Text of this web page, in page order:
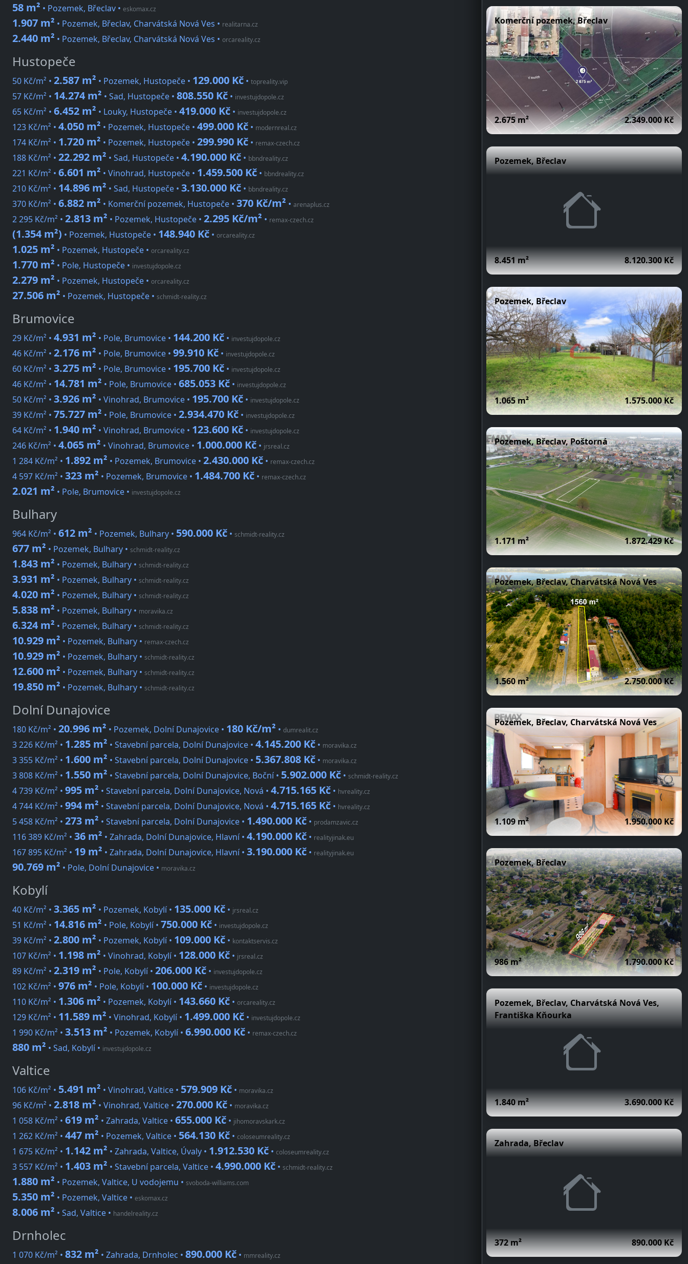
58 m² • Pozemek, Břeclav • eskomax.cz
1.907 m² • Pozemek, Břeclav, Charvátská Nová Ves • realitarna.cz
2.440 m² • Pozemek, Břeclav, Charvátská Nová Ves • orcareality.cz
Hustopeče
50 Kč/m² • 2.587 m² • Pozemek, Hustopeče • 129.000 Kč • topreality.vip
57 Kč/m² • 14.274 m² • Sad, Hustopeče • 808.550 Kč • investujdopole.cz
65 Kč/m² • 6.452 m² • Louky, Hustopeče • 419.000 Kč • investujdopole.cz
123 Kč/m² • 4.050 m² • Pozemek, Hustopeče • 499.000 Kč • modernreal.cz
174 Kč/m² • 1.720 m² • Pozemek, Hustopeče • 299.990 Kč • remax-czech.cz
188 Kč/m² • 22.292 m² • Sad, Hustopeče • 4.190.000 Kč • bbndreality.cz
221 Kč/m² • 6.601 m² • Vinohrad, Hustopeče • 1.459.500 Kč • bbndreality.cz
210 Kč/m² • 14.896 m² • Sad, Hustopeče • 3.130.000 Kč • bbndreality.cz
370 Kč/m² • 6.882 m² • Komerční pozemek, Hustopeče • 370 Kč/m² • arenaplus.cz
2 295 Kč/m² • 2.813 m² • Pozemek, Hustopeče • 2.295 Kč/m² • remax-czech.cz
(1.354 m²) • Pozemek, Hustopeče • 148.940 Kč • orcareality.cz
1.025 m² • Pozemek, Hustopeče • orcareality.cz
1.770 m² • Pole, Hustopeče • investujdopole.cz
2.279 m² • Pozemek, Hustopeče • orcareality.cz
27.506 m² • Pozemek, Hustopeče • schmidt-reality.cz
Brumovice
29 Kč/m² • 4.931 m² • Pole, Brumovice • 144.200 Kč • investujdopole.cz
46 Kč/m² • 2.176 m² • Pole, Brumovice • 99.910 Kč • investujdopole.cz
60 Kč/m² • 3.275 m² • Pole, Brumovice • 195.700 Kč • investujdopole.cz
46 Kč/m² • 14.781 m² • Pole, Brumovice • 685.053 Kč • investujdopole.cz
50 Kč/m² • 3.926 m² • Vinohrad, Brumovice • 195.700 Kč • investujdopole.cz
39 Kč/m² • 75.727 m² • Pole, Brumovice • 2.934.470 Kč • investujdopole.cz
64 Kč/m² • 1.940 m² • Vinohrad, Brumovice • 123.600 Kč • investujdopole.cz
246 Kč/m² • 4.065 m² • Vinohrad, Brumovice • 1.000.000 Kč • jrsreal.cz
1 284 Kč/m² • 1.892 m² • Pozemek, Brumovice • 2.430.000 Kč • remax-czech.cz
4 597 Kč/m² • 323 m² • Pozemek, Brumovice • 1.484.700 Kč • remax-czech.cz
2.021 m² • Pole, Brumovice • investujdopole.cz
Bulhary
964 Kč/m² • 612 m² • Pozemek, Bulhary • 590.000 Kč • schmidt-reality.cz
677 m² • Pozemek, Bulhary • schmidt-reality.cz
1.843 m² • Pozemek, Bulhary • schmidt-reality.cz
3.931 m² • Pozemek, Bulhary • schmidt-reality.cz
4.020 m² • Pozemek, Bulhary • schmidt-reality.cz
5.838 m² • Pozemek, Bulhary • moravika.cz
6.324 m² • Pozemek, Bulhary • schmidt-reality.cz
10.929 m² • Pozemek, Bulhary • remax-czech.cz
10.929 m² • Pozemek, Bulhary • schmidt-reality.cz
12.600 m² • Pozemek, Bulhary • schmidt-reality.cz
19.850 m² • Pozemek, Bulhary • schmidt-reality.cz
Dolní Dunajovice
180 Kč/m² • 20.996 m² • Pozemek, Dolní Dunajovice • 180 Kč/m² • dumrealit.cz
3 226 Kč/m² • 1.285 m² • Stavební parcela, Dolní Dunajovice • 4.145.200 Kč • moravika.cz
3 355 Kč/m² • 1.600 m² • Stavební parcela, Dolní Dunajovice • 5.367.808 Kč • moravika.cz
3 808 Kč/m² • 1.550 m² • Stavební parcela, Dolní Dunajovice, Boční • 5.902.000 Kč • schmidt-reality.cz
4 739 Kč/m² • 995 m² • Stavební parcela, Dolní Dunajovice, Nová • 4.715.165 Kč • hvreality.cz
4 744 Kč/m² • 994 m² • Stavební parcela, Dolní Dunajovice, Nová • 4.715.165 Kč • hvreality.cz
5 458 Kč/m² • 273 m² • Stavební parcela, Dolní Dunajovice • 1.490.000 Kč • prodamzavic.cz
116 389 Kč/m² • 36 m² • Zahrada, Dolní Dunajovice, Hlavní • 4.190.000 Kč • realityjinak.eu
167 895 Kč/m² • 19 m² • Zahrada, Dolní Dunajovice, Hlavní • 3.190.000 Kč • realityjinak.eu
90.769 m² • Pole, Dolní Dunajovice • moravika.cz
Kobylí
40 Kč/m² • 3.365 m² • Pozemek, Kobylí • 135.000 Kč • jrsreal.cz
51 Kč/m² • 14.816 m² • Pole, Kobylí • 750.000 Kč • investujdopole.cz
39 Kč/m² • 2.800 m² • Pozemek, Kobylí • 109.000 Kč • kontaktservis.cz
107 Kč/m² • 1.198 m² • Vinohrad, Kobylí • 128.000 Kč • jrsreal.cz
89 Kč/m² • 2.319 m² • Pole, Kobylí • 206.000 Kč • investujdopole.cz
102 Kč/m² • 976 m² • Pole, Kobylí • 100.000 Kč • investujdopole.cz
110 Kč/m² • 1.306 m² • Pozemek, Kobylí • 143.660 Kč • orcareality.cz
129 Kč/m² • 11.589 m² • Vinohrad, Kobylí • 1.499.000 Kč • investujdopole.cz
1 990 Kč/m² • 3.513 m² • Pozemek, Kobylí • 6.990.000 Kč • remax-czech.cz
880 m² • Sad, Kobylí• investujdopole.cz
Valtice
106 Kč/m² • 5.491 m² • Vinohrad, Valtice • 579.909 Kč • moravika.cz
96 Kč/m² • 2.818 m² • Vinohrad, Valtice • 270.000 Kč • moravika.cz
1 058 Kč/m² • 619 m² • Zahrada, Valtice • 655.000 Kč • jihomoravskark.cz
1 262 Kč/m² • 447 m² • Pozemek, Valtice • 564.130 Kč • coloseumreality.cz
1 675 Kč/m² • 1.142 m² • Zahrada, Valtice, Úvaly • 1.912.530 Kč • coloseumreality.cz
3 557 Kč/m² • 1.403 m² • Stavební parcela, Valtice • 4.990.000 Kč • schmidt-reality.cz
1.880 m² • Pozemek, Valtice, U vodojemu • svoboda-williams.com
5.350 m² • Pozemek, Valtice • eskomax.cz
8.006 m² • Sad, Valtice • handelreality.cz
Drnholec
1 070 Kč/m² • 832 m² • Zahrada, Drnholec • 890.000 Kč • mmreality.cz